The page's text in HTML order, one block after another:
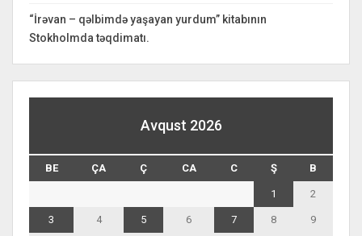
“İrəvan – qəlbimdə yaşayan yurdum” kitabının
Stokholmda təqdimatı.
Avqust 2026
BE ÇA Ç CA C Ş B
1 2
3 4 5 6 7 8 9